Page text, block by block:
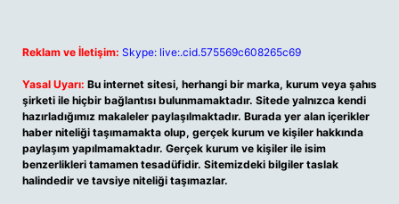
Reklam ve İletişim: Skype: live:.cid.575569c608265c69
Yasal Uyarı: Bu internet sitesi, herhangi bir marka, kurum veya şahıs
şirketi ile hiçbir bağlantısı bulunmamaktadır. Sitede yalnızca kendi
hazırladığımız makaleler paylaşılmaktadır. Burada yer alan içerikler
haber niteliği taşımamakta olup, gerçek kurum ve kişiler hakkında
paylaşım yapılmamaktadır. Gerçek kurum ve kişiler ile isim
benzerlikleri tamamen tesadüfidir. Sitemizdeki bilgiler taslak
halindedir ve tavsiye niteliği taşımazlar.